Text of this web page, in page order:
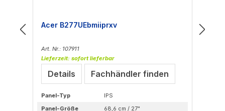
Acer B277UEbmiiprxv
Art. Nr.: 107911
Lieferzeit: sofort lieferbar
Details Fachhändler finden
Panel-Typ
IPS
Panel-Größe
68,6 cm / 27"